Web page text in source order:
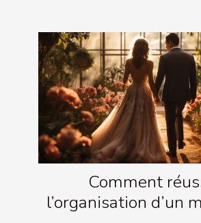
Comment
l’organisation d’un